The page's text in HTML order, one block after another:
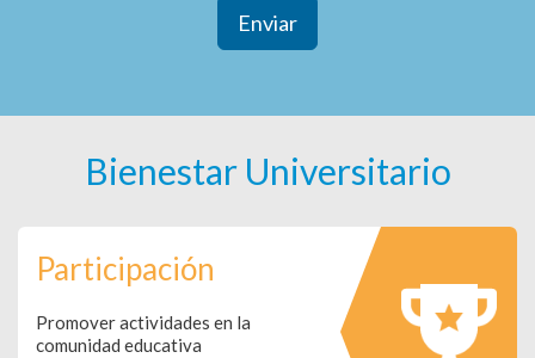
Enviar
Bienestar Universitario
Participación
Promover actividades en la
comunidad educativa